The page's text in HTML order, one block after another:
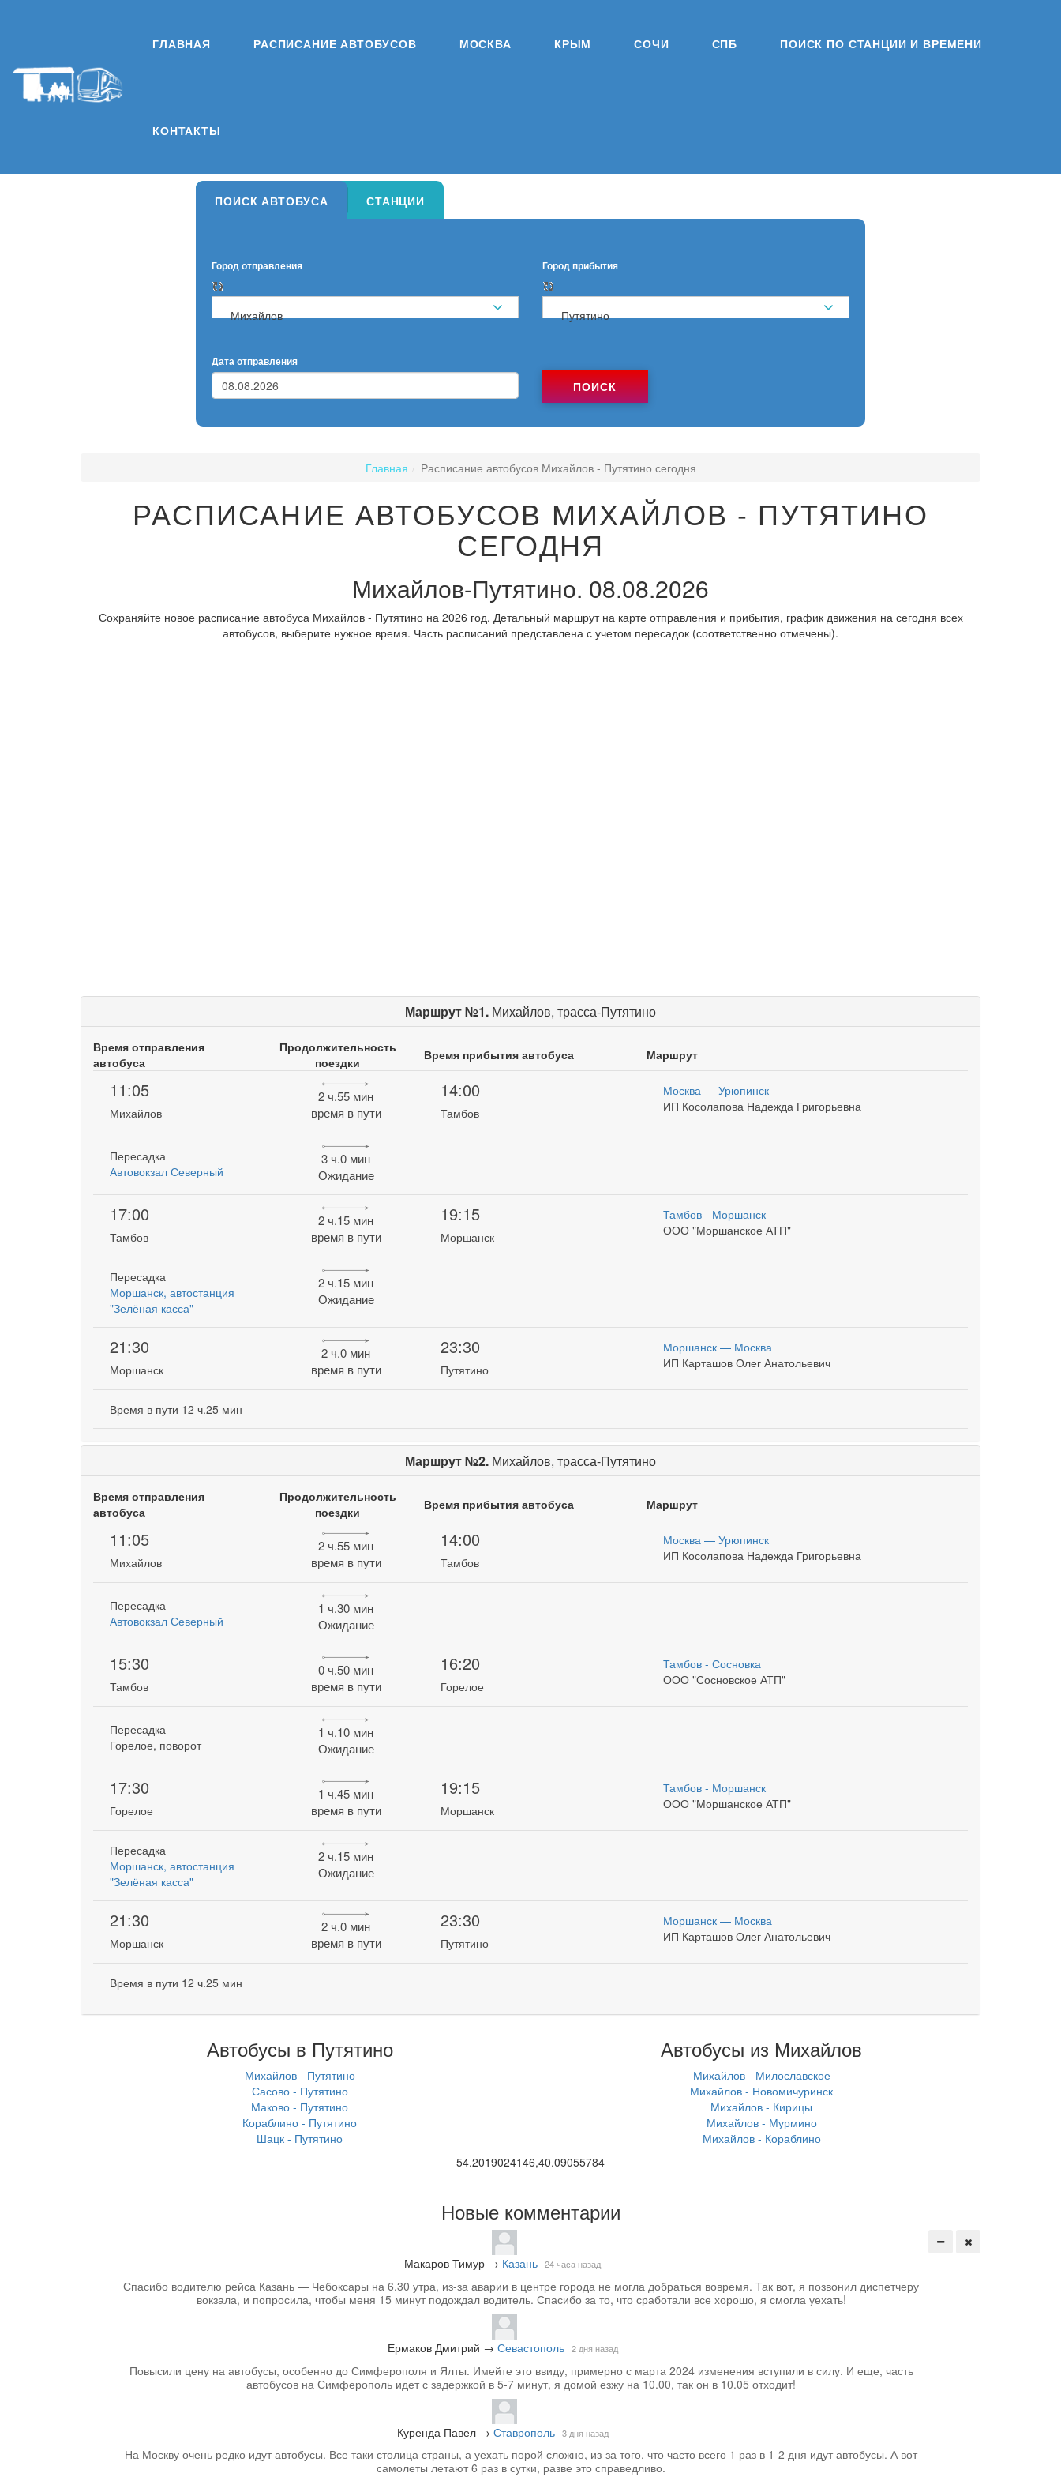
ГЛАВНАЯ РАСПИСАНИЕ АВТОБУСОВ МОСКВА КРЫМ СОЧИ СПБ ПОИСК ПО СТАНЦИИ И ВРЕМЕНИ
КОНТАКТЫ
ПОИСК АВТОБУСА СТАНЦИИ
Город отправления
Михайлов
Город прибытия
Путятино
Дата отправления
ПОИСК
Главная Расписание автобусов Михайлов - Путятино сегодня
РАСПИСАНИЕ АВТОБУСОВ МИХАЙЛОВ - ПУТЯТИНО
СЕГОДНЯ
Михайлов-Путятино. 08.08.2026
Сохраняйте новое расписание автобуса Михайлов - Путятино на 2026 год. Детальный маршрут на карте отправления и прибытия, график движения на сегодня всех
автобусов, выберите нужное время. Часть расписаний представлена с учетом пересадок (соответственно отмечены).
Маршрут №1. Михайлов, трасса-Путятино
Время отправления
автобуса
Продолжительность
поездки
Время прибытия автобуса Маршрут
11:05
Михайлов
2 ч.55 мин
время в пути
14:00
Тамбов
Москва — Урюпинск
ИП Косолапова Надежда Григорьевна
Пересадка
Автовокзал Северный
3 ч.0 мин
Ожидание
17:00
Тамбов
2 ч.15 мин
время в пути
19:15
Моршанск
Тамбов - Моршанск
ООО "Моршанское АТП"
Пересадка
Моршанск, автостанция
"Зелёная касса"
2 ч.15 мин
Ожидание
21:30
Моршанск
2 ч.0 мин
время в пути
23:30
Путятино
Моршанск — Москва
ИП Карташов Олег Анатольевич
Время в пути 12 ч.25 мин
Маршрут №2. Михайлов, трасса-Путятино
Время отправления
автобуса
Продолжительность
поездки
Время прибытия автобуса Маршрут
11:05
Михайлов
2 ч.55 мин
время в пути
14:00
Тамбов
Москва — Урюпинск
ИП Косолапова Надежда Григорьевна
Пересадка
Автовокзал Северный
1 ч.30 мин
Ожидание
15:30
Тамбов
0 ч.50 мин
время в пути
16:20
Горелое
Тамбов - Сосновка
ООО "Сосновское АТП"
Пересадка
Горелое, поворот
1 ч.10 мин
Ожидание
17:30
Горелое
1 ч.45 мин
время в пути
19:15
Моршанск
Тамбов - Моршанск
ООО "Моршанское АТП"
Пересадка
Моршанск, автостанция
"Зелёная касса"
2 ч.15 мин
Ожидание
21:30
Моршанск
2 ч.0 мин
время в пути
23:30
Путятино
Моршанск — Москва
ИП Карташов Олег Анатольевич
Время в пути 12 ч.25 мин
Автобусы в Путятино
Михайлов - Путятино
Сасово - Путятино
Маково - Путятино
Кораблино - Путятино
Шацк - Путятино
Автобусы из Михайлов
Михайлов - Милославское
Михайлов - Новомичуринск
Михайлов - Кирицы
Михайлов - Мурмино
Михайлов - Кораблино
54.2019024146,40.09055784
Новые комментарии
Макаров Тимур → Казань 24 часа назад
Спасибо водителю рейса Казань — Чебоксары на 6.30 утра, из-за аварии в центре города не могла добраться вовремя. Так вот, я позвонил диспетчеру
вокзала, и попросила, чтобы меня 15 минут подождал водитель. Спасибо за то, что сработали все хорошо, я смогла уехать!
Ермаков Дмитрий → Севастополь 2 дня назад
Повысили цену на автобусы, особенно до Симферополя и Ялты. Имейте это ввиду, примерно с марта 2024 изменения вступили в силу. И еще, часть
автобусов на Симферополь идет с задержкой в 5-7 минут, я домой езжу на 10.00, так он в 10.05 отходит!
Куренда Павел→ Ставрополь 3 дня назад
На Москву очень редко идут автобусы. Все таки столица страны, а уехать порой сложно, из-за того, что часто всего 1 раз в 1-2 дня идут автобусы. А вот
самолеты летают 6 раз в сутки, разве это справедливо.